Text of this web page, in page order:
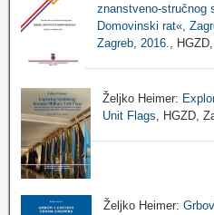
znanstveno-stručnog
Domovinski rat«,
Zagreb, 2016.,
Željko Heimer:
Unit Flags, HGZD,
Željko Heimer: